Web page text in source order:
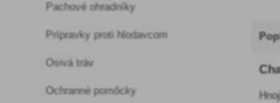
Pachové ohradníky
Prípravky proti hlodavcom
Osivá tráv
Ochranné pomôcky